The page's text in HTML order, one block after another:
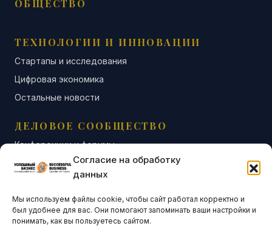
Согласие на обработку
данных
Мы используем файлы cookie, чтобы сайт работал корректно и
был удобнее для вас. Они помогают запоминать ваши настройки и
понимать, как вы пользуетесь сайтом.
ОБЩЕСТВО
ТЕХНОЛОГИИ И ИННОВАЦИИ
Стартапы и исследования
Цифровая экономика
Остальные новости
ДЕЛОВОЕ СООБЩЕСТВО
Конференции и форумы
Бизнес-клубы и ассоциации
Остальные новости
АНАЛИТИКА И СТАТИСТИКА